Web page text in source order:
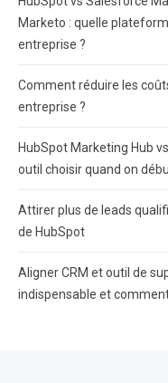
Marketo : quelle
entreprise ?
Comment réduire les
entreprise ?
HubSpot Marketing Hub
outil choisir quand on
Attirer plus de leads
de HubSpot
Aligner CRM et outil de
indispensable et